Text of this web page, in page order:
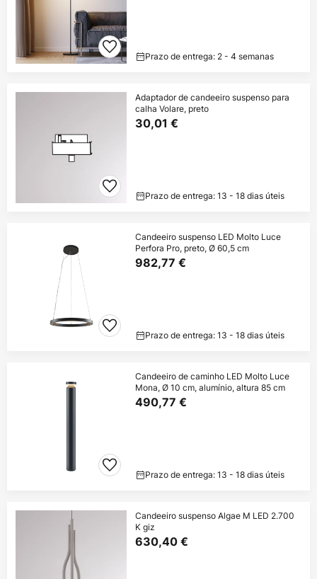
Prazo de entrega: 2 - 4 semanas
Adaptador de candeeiro suspenso para
calha Volare, preto
30,01 €
Prazo de entrega: 13 - 18 dias úteis
Candeeiro suspenso LED Molto Luce
Perfora Pro, preto, Ø 60,5 cm
982,77 €
Prazo de entrega: 13 - 18 dias úteis
Candeeiro de caminho LED Molto Luce
Mona, Ø 10 cm, alumínio, altura 85 cm
490,77 €
Prazo de entrega: 13 - 18 dias úteis
Candeeiro suspenso Algae M LED 2.700
K giz
630,40 €